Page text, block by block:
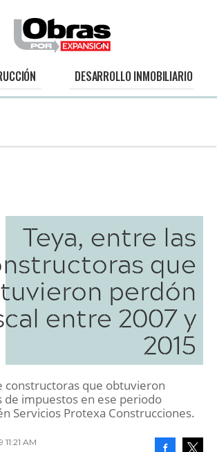
DESARROLLO INMOBILIARIO
Teya, entre las
que
perdón
entre 2007 y
2015
constructoras que obtuvieron
de impuestos en ese periodo
Servicios Protexa Construcciones.
AM